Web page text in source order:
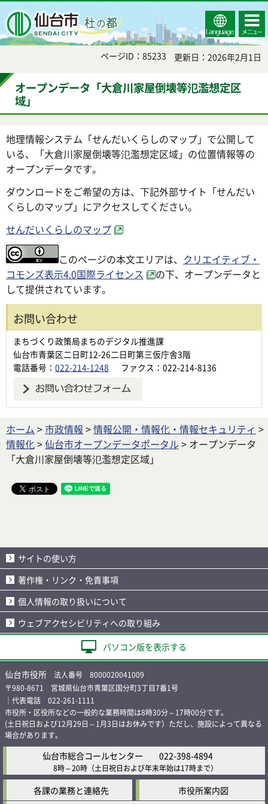
Select
Language
コンテ
ンツメ
ニュー
ページID：85233 更新日：2026年2月1日
オープンデータ「大倉川家屋倒壊等氾濫想定区
域」
地理情報システム「せんだいくらしのマップ」で公開して
いる、「大倉川家屋倒壊等氾濫想定区域」の位置情報等の
オープンデータです。
ダウンロードをご希望の方は、下記外部サイト「せんだい
くらしのマップ」にアクセスしてください。
せんだいくらしのマップ
このページの本文エリアは、 クリエイティブ・
コモンズ表示4.0国際ライセンス
の下、オープンデータと
して提供されています。
お問い合わせ
まちづくり政策局まちのデジタル推進課
仙台市青葉区二日町12-26二日町第三仮庁舎3階
電話番号： 022-214-1248 ファクス：022-214-8136
ホーム >市政情報 >情報公開・情報化・情報セキュリティ >
情報化>仙台市オープンデータポータル > オープンデータ
「大倉川家屋倒壊等氾濫想定区域」
サイトの使い方
著作権・リンク・免責事項
個人情報の取り扱いについて
ウェブアクセシビリティへの取り組み
パソコン版を表示する
仙台市役所 法人番号 8000020041009
〒980-8671 宮城県仙台市青葉区国分町3丁目7番1号
｜代表電話 022-261-1111
市役所・区役所などの一般的な業務時間は8時30分～17時00分です。
(土日祝日および12月29日～1月3日はお休みです）ただし、施設によって異なる
場合があります。
仙台市総合コールセンター 022-398-4894
8時～20時 （土日祝日および年末年始は17時まで）
各課の業務と連絡先
市役所案内図